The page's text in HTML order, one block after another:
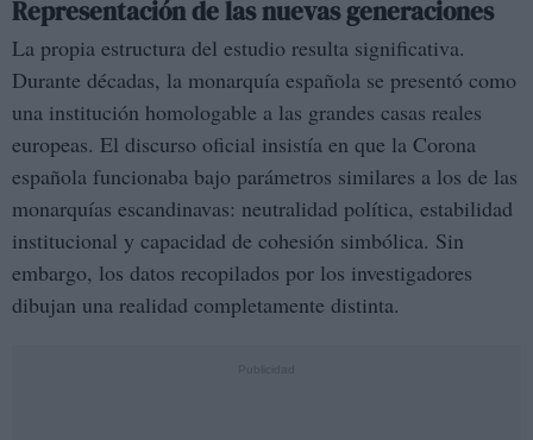
Representación de las nuevas generaciones
La propia estructura del estudio resulta significativa.
Durante décadas, la monarquía española se presentó como
una institución homologable a las grandes casas reales
europeas. El discurso oficial insistía en que la Corona
española funcionaba bajo parámetros similares a los de las
monarquías escandinavas: neutralidad política, estabilidad
institucional y capacidad de cohesión simbólica. Sin
embargo, los datos recopilados por los investigadores
dibujan una realidad completamente distinta.